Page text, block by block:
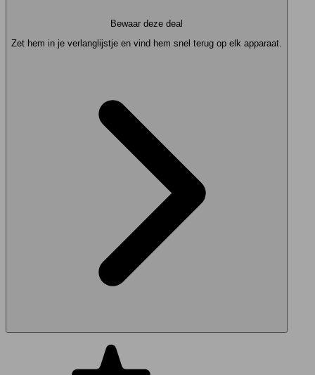
Bewaar deze deal
Zet hem in je verlanglijstje en vind hem snel terug op elk apparaat.